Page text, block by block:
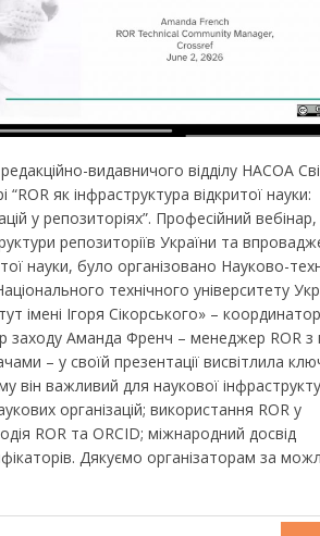
видавничого відділу НАСОА
як інфраструктура відкритої науки:
у репозиторіях”. Професійний вебінар,
репозиторіїв України та
науки, було організовано Науково-
технічного університету
імені Ігоря Сікорського» –
заходу Аманда Френч – менеджер ROR з
– у своїй презентації висвітлила
він важливий для наукової
організацій; використання ROR у
ROR та ORCID; міжнародний досвід
Дякуємо організаторам за